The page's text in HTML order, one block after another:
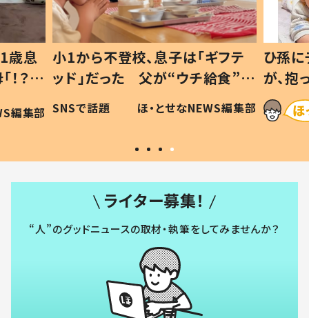
歳息
？」
編集部
小1から不登校、息子は「ギフテ
ッド」だった 父が“ウチ給食”を
作り続ける理由とは #令和の親
#令和の子
SNSで話題 ほ・とせなNEWS編集部
ひ孫
が、
「涙が
い」
ライター募集！
“人”のグッドニュースの取材・執筆をしてみませんか？